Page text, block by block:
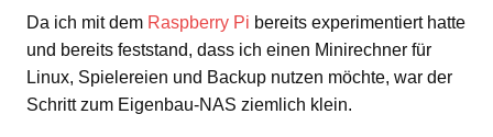
Da ich mit dem Raspberry Pi bereits experimentiert hatte
und bereits feststand, dass ich einen Minirechner für
Linux, Spielereien und Backup nutzen möchte, war der
Schritt zum Eigenbau-NAS ziemlich klein.